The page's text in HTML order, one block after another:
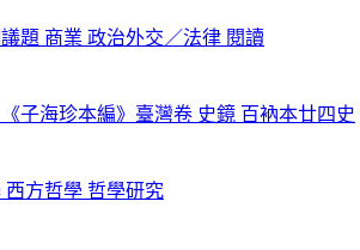
題 商業 政治外交／法律 閱讀
《子海珍本編》臺灣卷 史鏡 百衲本廿四史
西方哲學 哲學研究